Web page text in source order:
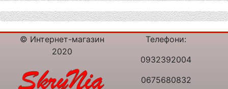
© Интернет-магазин
2020
Телефони:
0932392004
0675680832